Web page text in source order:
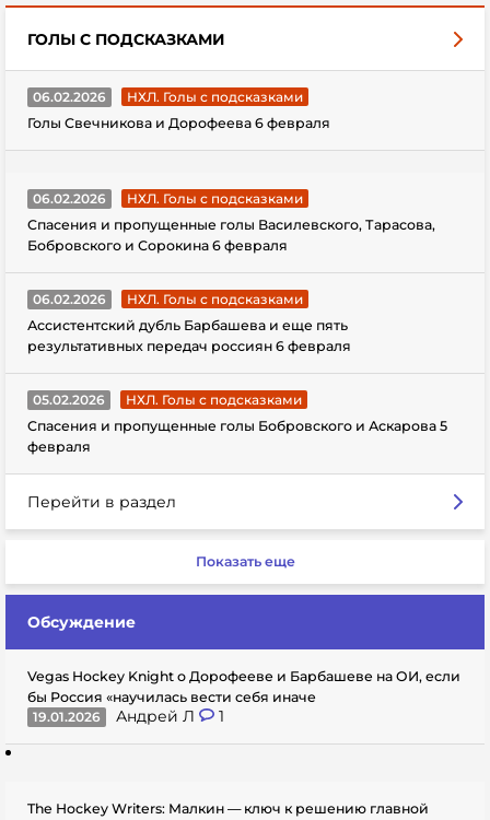
ГОЛЫ С ПОДСКАЗКАМИ
06.02.2026
НХЛ. Голы с подсказками
Голы Свечникова и Дорофеева 6 февраля
06.02.2026
НХЛ. Голы с подсказками
Спасения и пропущенные голы Василевского, Тарасова,
Бобровского и Сорокина 6 февраля
06.02.2026
НХЛ. Голы с подсказками
Ассистентский дубль Барбашева и еще пять
результативных передач россиян 6 февраля
05.02.2026
НХЛ. Голы с подсказками
Спасения и пропущенные голы Бобровского и Аскарова 5
февраля
Перейти в раздел
Показать еще
Обсуждение
Vegas Hockey Knight о Дорофееве и Барбашеве на ОИ, если
бы Россия «научилась вести себя иначе
19.01.2026
Андрей Л 1
The Hockey Writers: Малкин — ключ к решению главной